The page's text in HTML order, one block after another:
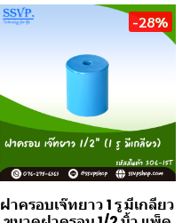
-28%
ฝาครอบเจ๊ทยาว 1 รู มีเกลียว